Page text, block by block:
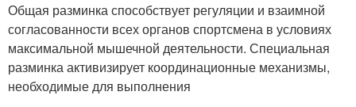
Общая разминка способствует регуляции и взаимной
согласованности всех органов спортсмена в условиях
максимальной мышечной деятельности. Специальная
разминка активизирует координационные механизмы,
необходимые для выполнения